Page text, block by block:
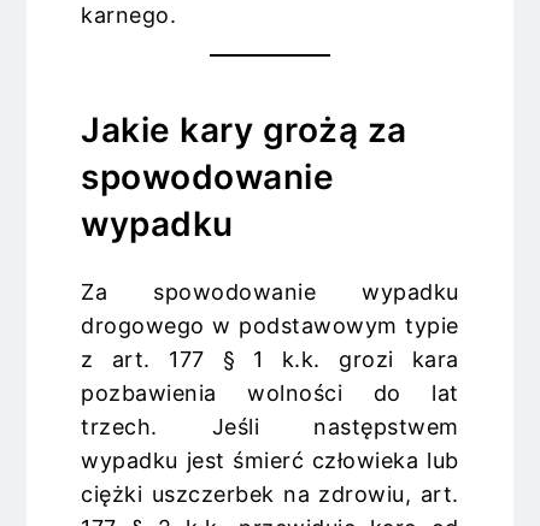
karnego.
Jakie kary grożą za
spowodowanie
wypadku
Za spowodowanie wypadku
drogowego w podstawowym typie
z art. 177 § 1 k.k. grozi kara
pozbawienia wolności do lat
trzech. Jeśli następstwem
wypadku jest śmierć człowieka lub
ciężki uszczerbek na zdrowiu, art.